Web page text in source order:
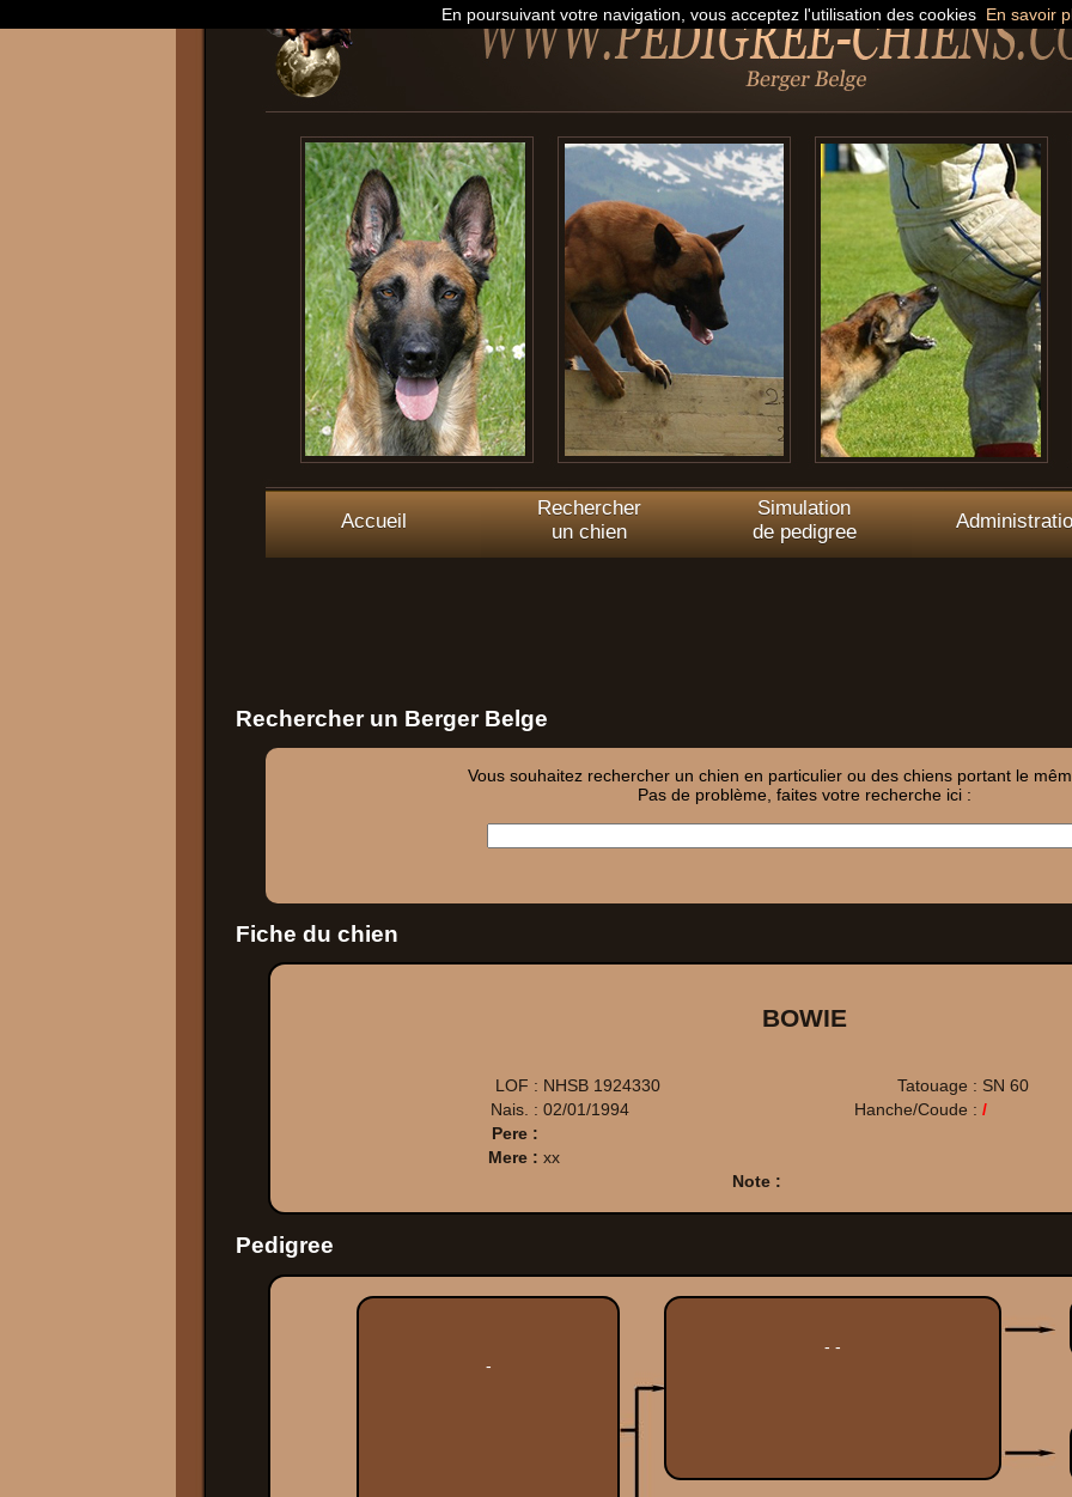
Accueil
Rechercher
un chien
Simulation
de pedigree
Rechercher un Berger Belge
Vous souhaitez rechercher un chien en particulier ou des chiens portant le
Pas de problème, faites votre recherche ici :
Fiche du chien
BOWIE
LOF : NHSB 1924330 Tatouage : SN 60
Nais. : 02/01/1994 Hanche/Coude : /
Pere :
Mere : xx
Note :
Pedigree
-
- -
En poursuivant votre navigation, vous acceptez l'utilisation des cookies En savoir